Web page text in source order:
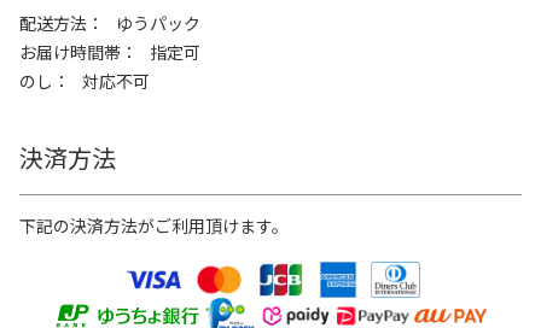
配送方法
ゆうパック
お届け時間帯
指定可
のし
対応不可
決済方法
下記の決済方法がご利用頂けます。